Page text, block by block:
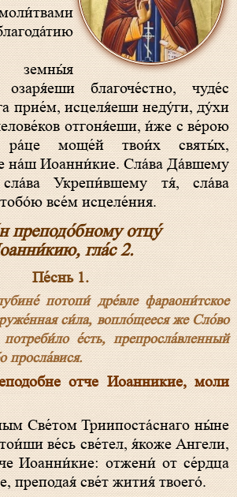
земны́я
благоче́стно, чуде́с
прие́м, исцеля́еши неду́ги, ду́хи
отгоня́еши, и́же с ве́рою
моще́й твои́х святы́х,
на́ш Иоанни́кие. Сла́ва Да́вшему
Укрепи́вшему тя́, сла́ва
все́м исцеле́ния.
преподо́бному отцу́
гла́с 2.
Пе́снь 1.
потопи́ дре́вле фараони́тское
си́ла, вопло́щееся же Сло́во
е́сть, препросла́вленный
просла́вися.
отче Иоанникие, моли
ве́сь све́тел, я́коже Ангели,
Иоанни́кие: отжени́ от се́рдца
преподая́ све́т жития́ твоего́.